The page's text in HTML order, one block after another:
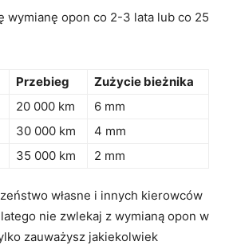
wymianę opon co 2-3 ‍lata ‌lub co 25
Przebieg
Zużycie bieżnika
20 ‌000 km
6 mm
30 000 km
4 mm
35 ‍000 km 2 mm
własne ⁢i innych kierowców
nie zwlekaj z wymianą‌ opon w
zauważysz jakiekolwiek